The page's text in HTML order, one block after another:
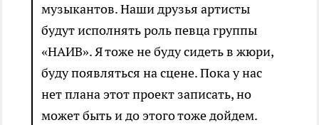
музыкантов. Наши друзья артисты
будут исполнять роль певца группы
«НАИВ». Я тоже не буду сидеть в жюри,
буду появляться на сцене. Пока у нас
нет плана этот проект записать, но
может быть и до этого тоже дойдем.